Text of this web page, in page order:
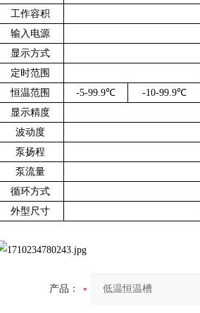
工作容积
输入电源
显示方式
定时范围
恒温范围
-5-99.9℃ -10-99.9℃
显示精度
波动度
泵扬程
泵流量
循环方式
外型尺寸
产品：